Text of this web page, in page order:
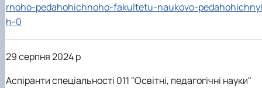
rnoho-pedahohichnoho-fakultetu-naukovo-
h-0
29 серпня 2024 р
Аспіранти спеціальності 011 "Освітні, педагогічні науки"